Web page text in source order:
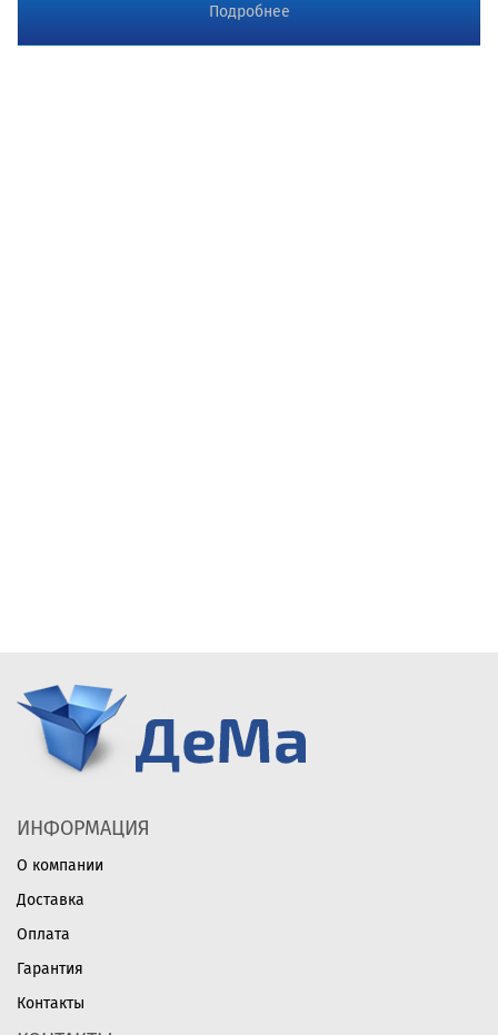
Подробнее
ИНФОРМАЦИЯ
О компании
Доставка
Оплата
Гарантия
Контакты